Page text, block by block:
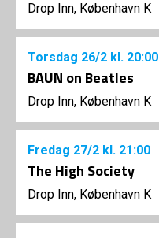
Drop Inn, København K
Torsdag 26/2 kl. 20:00
BAUN on Beatles
Drop Inn, København K
Fredag 27/2 kl. 21:00
The High Society
Drop Inn, København K